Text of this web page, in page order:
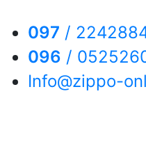
097 /
096 /
Info@zippo-